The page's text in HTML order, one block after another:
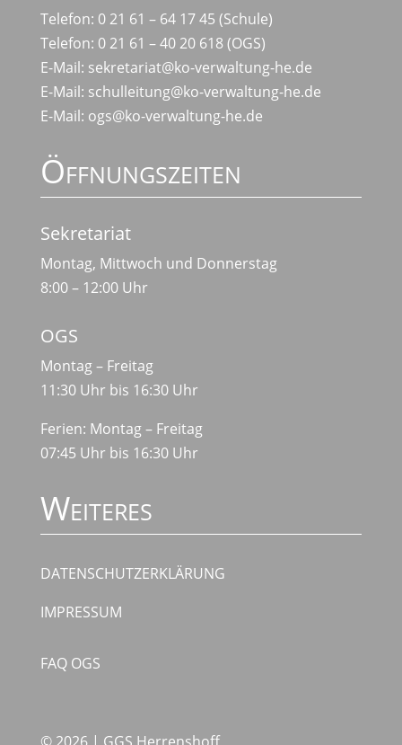
Telefon: 0 21 61 – 64 17 45 (Schule)
Telefon: 0 21 61 – 40 20 618 (OGS)
E-Mail: sekretariat@ko-verwaltung-he.de
E-Mail: schulleitung@ko-verwaltung-he.de
E-Mail: ogs@ko-verwaltung-he.de
Öffnungszeiten
Sekretariat
Montag, Mittwoch und Donnerstag
8:00 – 12:00 Uhr
OGS
Montag – Freitag
11:30 Uhr bis 16:30 Uhr
Ferien: Montag – Freitag
07:45 Uhr bis 16:30 Uhr
Weiteres
DATENSCHUTZERKLÄRUNG
IMPRESSUM
FAQ OGS